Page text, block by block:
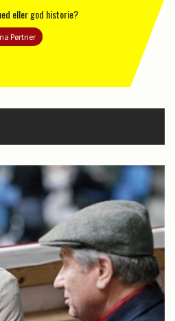
eller god historie?
Pørtner